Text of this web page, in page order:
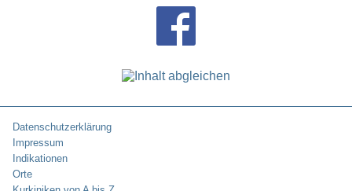
Datenschutzerklärung
Impressum
Indikationen
Orte